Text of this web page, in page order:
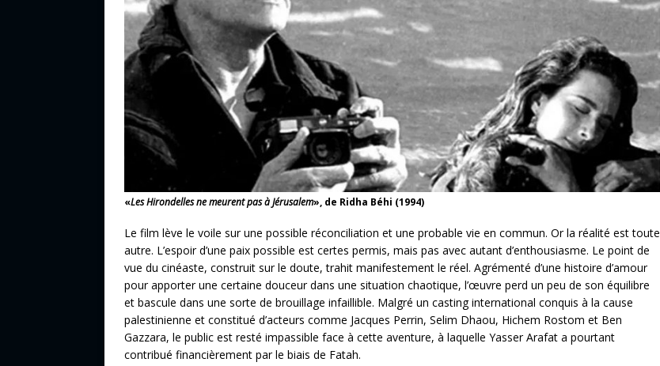
«Les Hirondelles ne meurent pas à Jérusalem», de Ridha Béhi (1994)
Le film lève le voile sur une possible réconciliation et une probable vie en commun. Or la réalité est toute
autre. L’espoir d’une paix possible est certes permis, mais pas avec autant d’enthousiasme. Le point de
vue du cinéaste, construit sur le doute, trahit manifestement le réel. Agrémenté d’une histoire d’amour
pour apporter une certaine douceur dans une situation chaotique, l’œuvre perd un peu de son équilibre
et bascule dans une sorte de brouillage infaillible. Malgré un casting international conquis à la cause
palestinienne et constitué d’acteurs comme Jacques Perrin, Selim Dhaou, Hichem Rostom et Ben
Gazzara, le public est resté impassible face à cette aventure, à laquelle Yasser Arafat a pourtant
contribué financièrement par le biais de Fatah.